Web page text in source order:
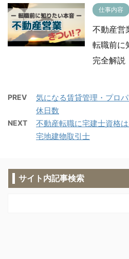
仕事内容
不動産営
転職前に
完全解説
PREV
気になる賃貸管理・プロ
休日数
NEXT
不動産転職に宅建士資格
宅地建物取引士
サイト内記事検索